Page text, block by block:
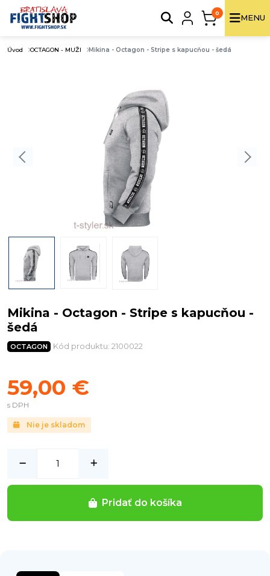
0
MENU
Úvod OCTAGON - MUŽI Mikina - Octagon - Stripe s kapucňou - šedá
Mikina - Octagon - Stripe s kapucňou -
šedá
OCTAGON Kód produktu: 2100022
Nie je skladom
59,00 €
s DPH
Pridať do košíka